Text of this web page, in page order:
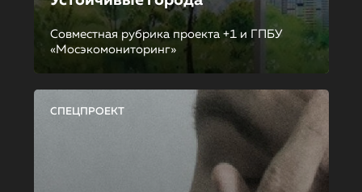
Совместная рубрика проекта +1 и ГПБУ
«Мосэкомониторинг»
СПЕЦПРОЕКТ